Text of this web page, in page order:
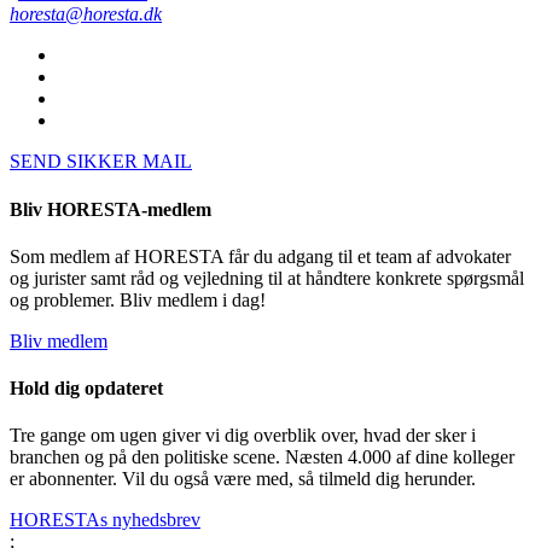
horesta@horesta.dk
SEND SIKKER MAIL
Bliv HORESTA-medlem
Som medlem af HORESTA får du adgang til et team af advokater
og jurister samt råd og vejledning til at håndtere konkrete spørgsmål
og problemer. Bliv medlem i dag!
Bliv medlem
Hold dig opdateret
Tre gange om ugen giver vi dig overblik over, hvad der sker i
branchen og på den politiske scene. Næsten 4.000 af dine kolleger
er abonnenter. Vil du også være med, så tilmeld dig herunder.
HORESTAs nyhedsbrev
;